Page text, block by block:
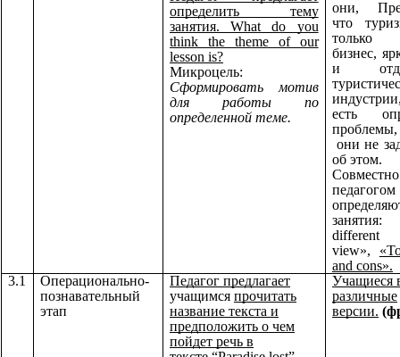
определить тему
занятия. What do you
think the theme of our
lesson is?
Микроцель:
Сформировать мотив
для работы по
определенной теме.
они,
что
только
бизнес,
и
есть
они не
об этом.
педагогом
view»,
and cons».
3.1
Операционально-
познавательный
этап
Педагог предлагает
учащимся прочитать
название текста и
предположить о чем
пойдет речь в
Учащиеся
различные
версии.